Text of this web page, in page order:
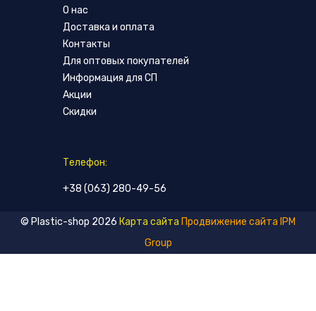
О нас
Доставка и оплата
Контакты
Для оптовых покупателей
Информация для СП
Акции
Скидки
Телефон:
+38 (063) 280-49-56
© Plastic-shop 2026 Карта сайта Продвижение сайта IPM
Group